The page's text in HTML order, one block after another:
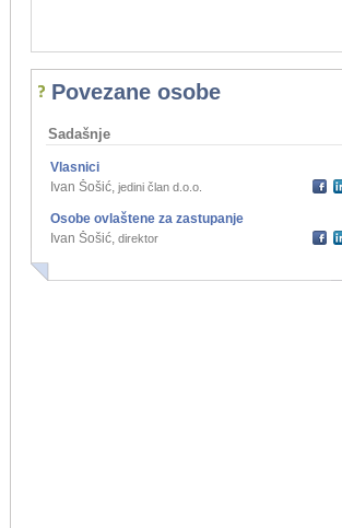
Povezane osobe
Sadašnje
Vlasnici
Ivan Šošić, jedini član d.o.o.
Osobe ovlaštene za zastupanje
Ivan Šošić, direktor